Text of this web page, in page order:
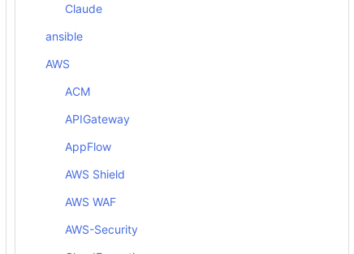
Claude
ansible
AWS
ACM
APIGateway
AppFlow
AWS Shield
AWS WAF
AWS-Security